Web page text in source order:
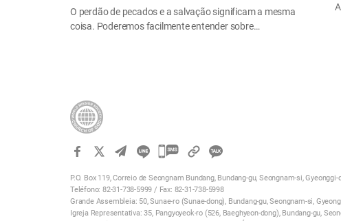
O perdão de pecados e a salvação significam a mesma
coisa. Poderemos facilmente entender sobre…
카
오
톡
공
P.O. Box 119, Correio de Seongnam Bundang, Bundang-gu, Seongnam-si, Gyeonggi-
Teléfono: 82-31-738-5999 / Fax: 82-31-738-5998
Grande Assembleia: 50, Sunae-ro (Sunae-dong), Bundang-gu, Seongnam-si,
Igreja Representativa: 35, Pangyoyeok-ro (526, Baeghyeon-dong), Bundang-gu,